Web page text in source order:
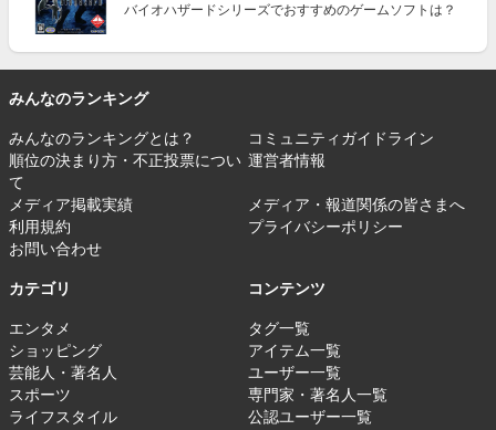
バイオハザードシリーズでおすすめのゲームソフトは？
みんなのランキング
みんなのランキングとは？
コミュニティガイドライン
順位の決まり方・不正投票につい
て
運営者情報
メディア掲載実績
メディア・報道関係の皆さまへ
利用規約
プライバシーポリシー
お問い合わせ
カテゴリ
エンタメ
ショッピング
芸能人・著名人
スポーツ
ライフスタイル
コンテンツ
タグ一覧
アイテム一覧
ユーザー一覧
専門家・著名人一覧
公認ユーザー一覧